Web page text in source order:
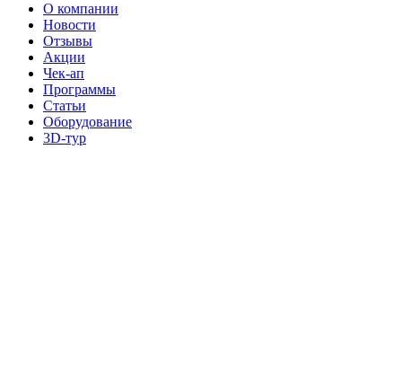
О компании
Новости
Отзывы
Акции
Чек-ап
Программы
Статьи
Оборудование
3D-тур